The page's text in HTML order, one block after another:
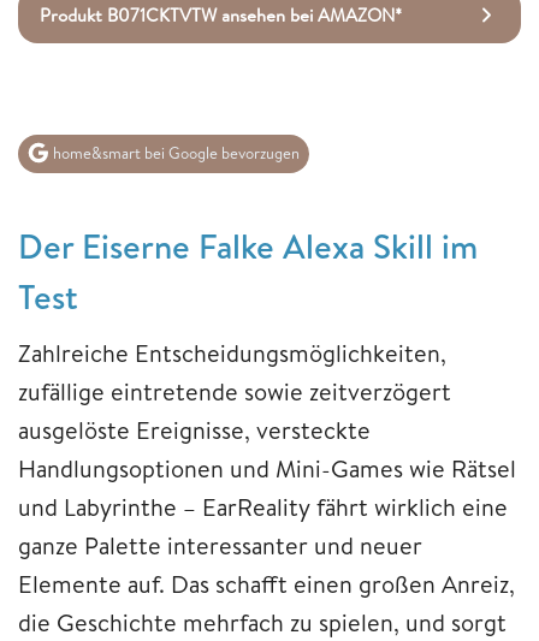
Produkt B071CKTVTW ansehen bei AMAZON*
home&smart bei Google bevorzugen
Der Eiserne Falke Alexa Skill im
Test
Zahlreiche Entscheidungsmöglichkeiten,
zufällige eintretende sowie zeitverzögert
ausgelöste Ereignisse, versteckte
Handlungsoptionen und Mini-Games wie Rätsel
und Labyrinthe – EarReality fährt wirklich eine
ganze Palette interessanter und neuer
Elemente auf. Das schafft einen großen Anreiz,
die Geschichte mehrfach zu spielen, und sorgt